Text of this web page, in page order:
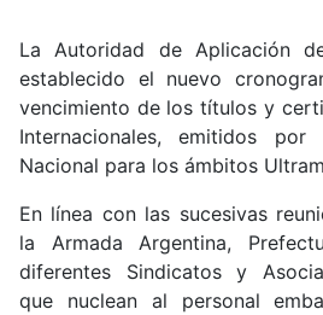
La Autoridad de Aplicación
establecido el nuevo
vencimiento de los títulos y
Internacionales, emitidos
Nacional para los ámbitos
En línea con las sucesivas
la Armada Argentina,
diferentes Sindicatos y
que nuclean al personal